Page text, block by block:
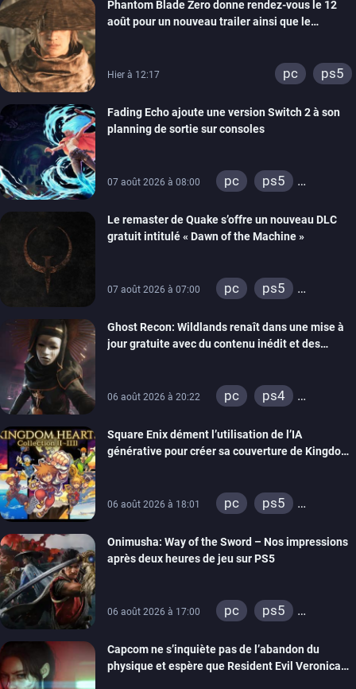
Phantom Blade Zero donne rendez-vous le 12
août pour un nouveau trailer ainsi que le
Hier à 12:17 pc ps5
Fading Echo ajoute une version Switch 2 à son
planning de sortie sur consoles
07 août 2026 à 08:00 pc
ps5
Le remaster de Quake s’offre un nouveau DLC
gratuit intitulé « Dawn of the Machine »
07 août 2026 à 07:00 pc
ps5
switch
ps4
xbox one
Ghost Recon: Wildlands renaît dans une mise à
jour gratuite avec du contenu inédit et des
06 août 2026 à 20:22 pc
ps4
Square Enix dément l’utilisation de l’IA
générative pour créer sa couverture de Kingdom
06 août 2026 à 18:01 pc
ps5
switch 2
Onimusha: Way of the Sword – Nos impressions
après deux heures de jeu sur PS5
06 août 2026 à 17:00 pc
ps5
switch 2
Capcom ne s’inquiète pas de l’abandon du
physique et espère que Resident Evil Veronica